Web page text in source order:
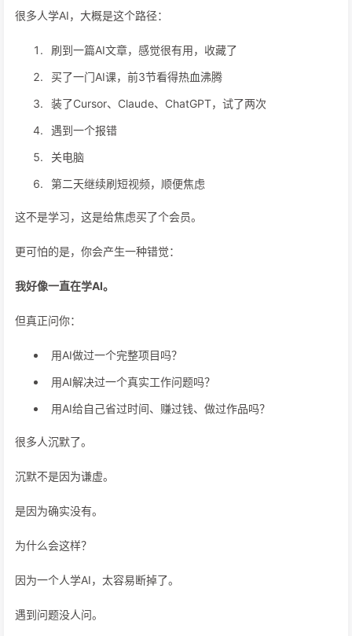
很多人学AI，大概是这个路径：
刷到一篇AI文章，感觉很有用，收藏了
买了一门AI课，前3节看得热血沸腾
装了Cursor、Claude、ChatGPT，试了两次
遇到一个报错
关电脑
第二天继续刷短视频，顺便焦虑
这不是学习，这是给焦虑买了个会员。
更可怕的是，你会产生一种错觉：
我好像一直在学AI。
但真正问你：
用AI做过一个完整项目吗？
用AI解决过一个真实工作问题吗？
用AI给自己省过时间、赚过钱、做过作品吗？
很多人沉默了。
沉默不是因为谦虚。
是因为确实没有。
为什么会这样？
因为一个人学AI，太容易断掉了。
遇到问题没人问。